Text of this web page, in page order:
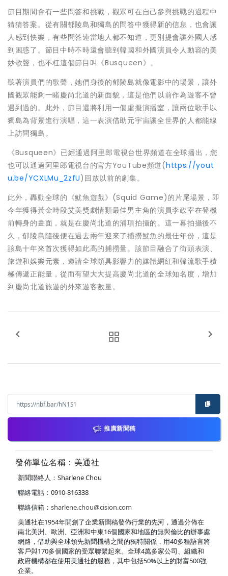
節目期間會有一些問答和挑戰，觀眾可在自己參與挑戰的過程中
猜猜答案。從有關郁陵島和獨島的問答中獲得新的信息，也會讓
人感到快樂，有些問答連當地人都不知道，更別提會讓外國人感
到困惑了。節目中時不時還會聽到韓國和外國演員令人動容的美
妙歌聲，也不枉這個節目叫《Busqueen》。
聽著演員們的歌聲，她們身後的郁陵島就像電影中的場景，讓外
國觀眾能夠一睹慶尚北道的新面貌，這是他們以前作為遊客不曾
遇到過的。此外，節目還將利用一個虛擬演播室，讓兩位歌手以
獨島為背景進行演唱，這一表演借助元宇宙讓全世界的人都能線
上訪問獨島。
《Busqueen》已經通過阿里郎電視台世界頻道在全球播出，您
也可以通過阿里郎電視台的官方YouTube頻道(https://yout
u.be/YCXLMu_2zfU)回放以前的劇集。
此外，轟動全球的《魷魚遊戲》(Squid Game)的片尾場景，即
今年獲得黃金時段艾美獎劇情類最佳男主角的演員李政宰在登機
前轉身的畫面，就是在慶尚北道的浦項拍攝的。這一幕拍攝後不
久，郁陵島隨後便在過去兩年迎來了捕撈魷魚的最佳年份，這是
該島十年來首次獲得如此高的捕撈量。該節目融合了街頭表演、
旅遊和娛樂元素，邀請全球頗具影響力的媒體網紅和韓流歌手積
極傳遞正能量，從而有望大大提高慶尚北道的全球知名度，增加
到慶尚北道旅遊的外來遊客數量。
推廣新聞稿
發佈單位名稱：美通社
新聞聯絡人：Sharlene Chou
聯絡電話：0910-816338
聯絡信箱： sharlene.chou@cision.com
美通社在1954年開創了企業新聞稿發佈行業的先河，通過分佈在
南北美洲、歐洲、亞洲和中東16個國家和地區的無與倫比的辦事處
網路，借助與全球領先新聞機構之間的獨特關係，用40多種語言將
客戶與170多個國家的受眾聯繫起來。全球4萬多家公司、組織和
政府機構都在使用美通社的服務，其中包括50%以上的財富500強
企業。